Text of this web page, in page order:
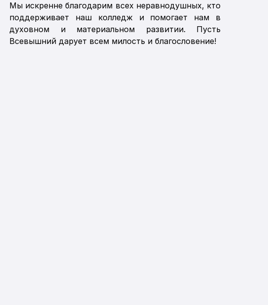
Мы искренне благодарим всех неравнодушных, кто
поддерживает наш колледж и помогает нам в
духовном и материальном развитии. Пусть
Всевышний дарует всем милость и благословение!